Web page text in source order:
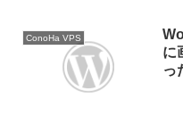
ConoHa VPS
に
っ